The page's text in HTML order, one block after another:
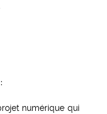
numérique qui